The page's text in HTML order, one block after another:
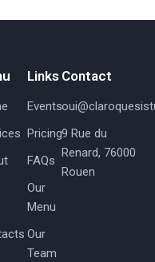
Links
Events
Pricing
FAQs
Our
Menu
Our
Team
Contact
9 Rue du
Renard, 76000
Rouen